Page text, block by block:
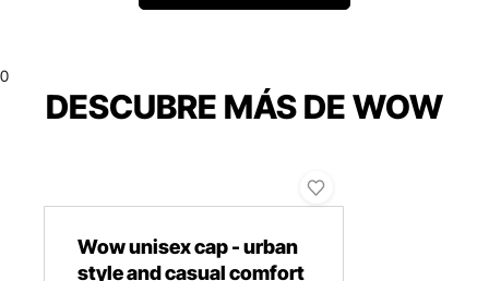
0
DESCUBRE MÁS DE WOW
Wow unisex cap - urban
style and casual comfort